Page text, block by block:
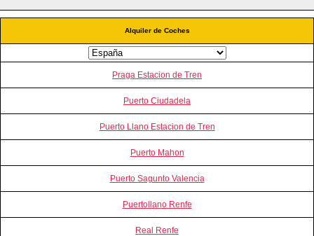
Alquiler de Coches
Praga Estacion de Tren
Puerto Ciudadela
Puerto Llano Estacion de Tren
Puerto Mahon
Puerto Sagunto Valencia
Puertollano Renfe
Real Renfe